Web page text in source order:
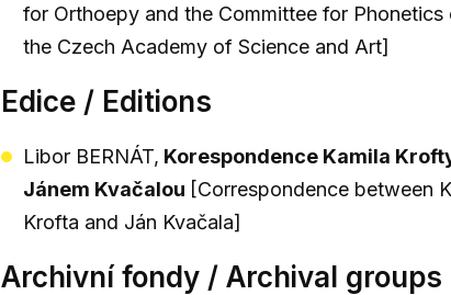
for Orthoepy and the Committee for Phonetics
the Czech Academy of Science and Art]
Edice / Editions
Libor BERNÁT, Korespondence Kamila
Jánem Kvačalou [Correspondence between
Krofta and Ján Kvačala]
Archivní fondy / Archival groups